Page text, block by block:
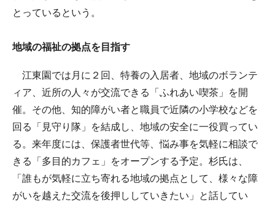
とっているという。
地域の福祉の拠点を目指す
江東園では月に２回、特養の入居者、地域のボランテ
ィア、近所の人々が交流できる「ふれあい喫茶」を開
催。その他、知的障がい者と職員で近隣の小学校などを
回る「見守り隊」を結成し、地域の安全に一役買ってい
る。来年度には、保護者世代等、悩み事を気軽に相談で
きる「多目的カフェ」をオープンする予定。杉氏は、
「誰もが気軽に立ち寄れる地域の拠点として、様々な障
がいを越えた交流を後押ししていきたい」と話してい